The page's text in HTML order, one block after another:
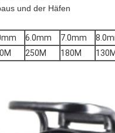
und der Häfen
6.0mm 7.0mm
250M 180M 130M